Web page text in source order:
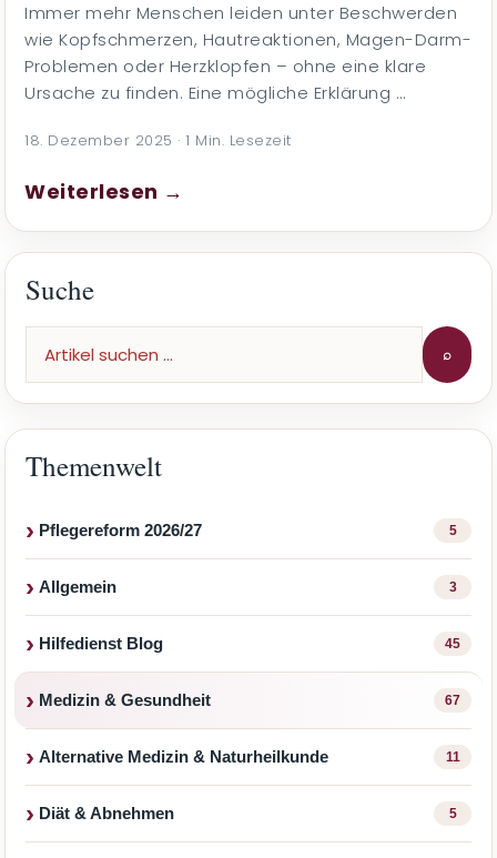
Immer mehr Menschen leiden unter Beschwerden
wie Kopfschmerzen, Hautreaktionen, Magen-Darm-
Problemen oder Herzklopfen – ohne eine klare
Ursache zu finden. Eine mögliche Erklärung …
18. Dezember 2025 · 1 Min. Lesezeit
Weiterlesen →
Suche
⌕
Themenwelt
Pflegereform 2026/27 5
Allgemein 3
Hilfedienst Blog 45
Medizin & Gesundheit 67
Alternative Medizin & Naturheilkunde 11
Diät & Abnehmen 5